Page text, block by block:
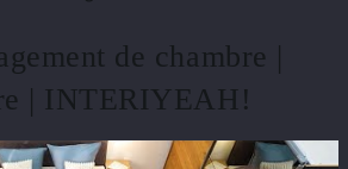
de chambre |
| INTERIYEAH!